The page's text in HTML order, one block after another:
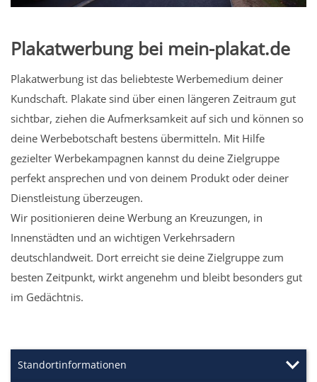
Plakatwerbung bei mein-plakat.de
Plakatwerbung ist das beliebteste Werbemedium deiner
Kundschaft. Plakate sind über einen längeren Zeitraum gut
sichtbar, ziehen die Aufmerksamkeit auf sich und können so
deine Werbebotschaft bestens übermitteln. Mit Hilfe
gezielter Werbekampagnen kannst du deine Zielgruppe
perfekt ansprechen und von deinem Produkt oder deiner
Dienstleistung überzeugen.
Wir positionieren deine Werbung an Kreuzungen, in
Innenstädten und an wichtigen Verkehrsadern
deutschlandweit. Dort erreicht sie deine Zielgruppe zum
besten Zeitpunkt, wirkt angenehm und bleibt besonders gut
im Gedächtnis.
Standortinformationen